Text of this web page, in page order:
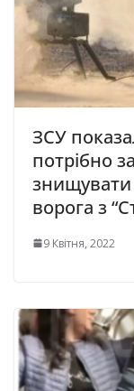
ЗСУ
потрібно
знищувати
ворога з
9 Квітня, 2022